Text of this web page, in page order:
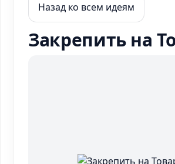
Назад ко всем идеям
Закрепить на